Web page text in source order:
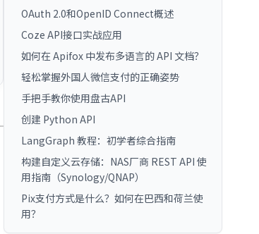
OAuth 2.0和OpenID Connect概述
Coze API接口实战应用
如何在 Apifox 中发布多语言的 API 文档？
轻松掌握外国人微信支付的正确姿势
手把手教你使用盘古API
创建 Python API
LangGraph 教程：初学者综合指南
构建自定义云存储：NAS厂商 REST API 使
用指南（Synology/QNAP）
Pix支付方式是什么？如何在巴西和荷兰使
用？